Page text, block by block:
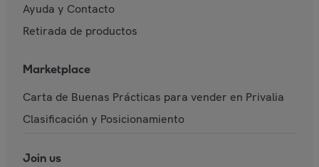
Ayuda y Contacto
Retirada de productos
Marketplace
Carta de Buenas Prácticas para vender en Privalia
Clasificación y Posicionamiento
Join us